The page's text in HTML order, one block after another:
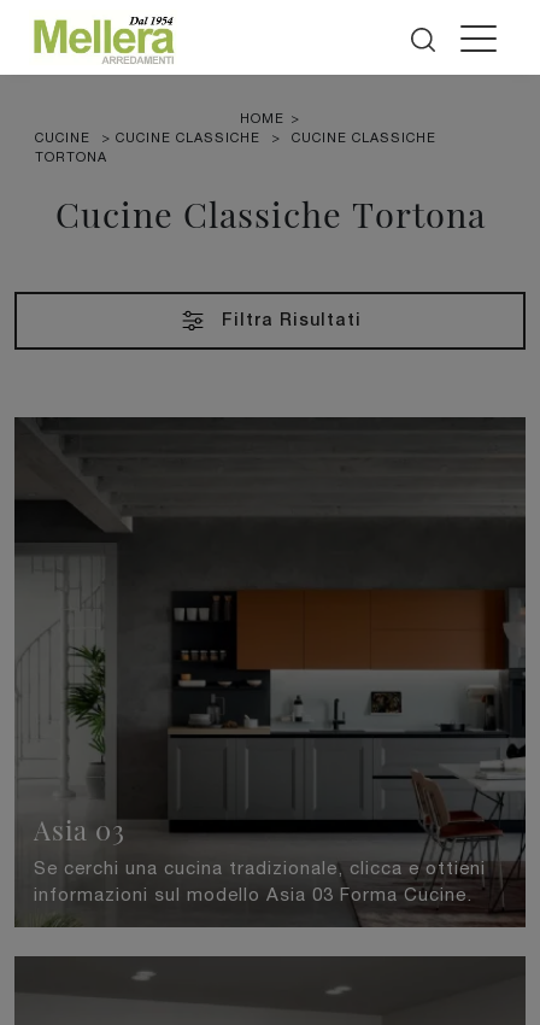
HOME >
CUCINE
> CUCINE CLASSICHE >
CUCINE CLASSICHE
TORTONA
Cucine Classiche Tortona
Filtra Risultati
Asia 03
Se cerchi una cucina tradizionale, clicca e ottieni
informazioni sul modello Asia 03 Forma Cucine.